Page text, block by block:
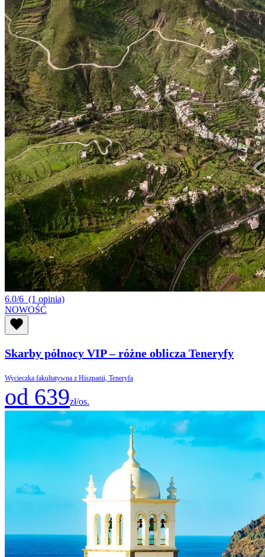
6.0/6 (1 opinia)
NOWOŚĆ
Skarby północy VIP – różne oblicza Teneryfy
Wycieczka fakultatywna z Hiszpanii, Teneryfa
od 639zł/os.